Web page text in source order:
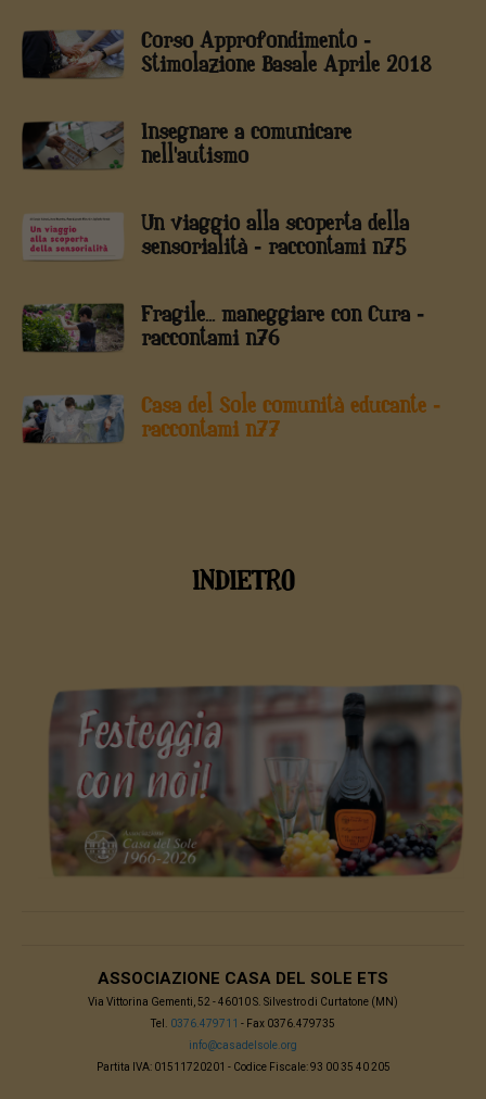
Corso Approfondimento -
Stimolazione Basale Aprile 2018
Insegnare a comunicare
nell'autismo
Un viaggio alla scoperta della
sensorialità - raccontami n75
Fragile... maneggiare con Cura -
raccontami n76
Casa del Sole comunità educante -
raccontami n77
INDIETRO
ASSOCIAZIONE CASA DEL SOLE ETS
Via Vittorina Gementi, 52 - 46010 S. Silvestro di Curtatone (MN)
Tel. 0376.479711 - Fax 0376.479735
info@casadelsole.org
Partita IVA: 01511720201 - Codice Fiscale: 93 00 35 40 205